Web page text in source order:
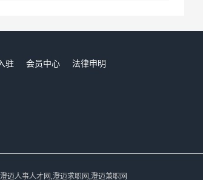
驻 会员中心
法律申明
迈人事人才网,澄迈求职网,澄迈兼职网